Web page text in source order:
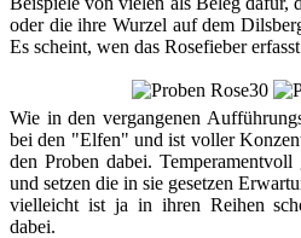
oder die ihre Wurzel auf dem
Es scheint, wen das Rosefieber
Wie in den vergangenen
bei den "Elfen" und ist voller
den Proben dabei.
und setzen die in sie gesetzen
vielleicht ist ja in ihren Reihen
dabei.